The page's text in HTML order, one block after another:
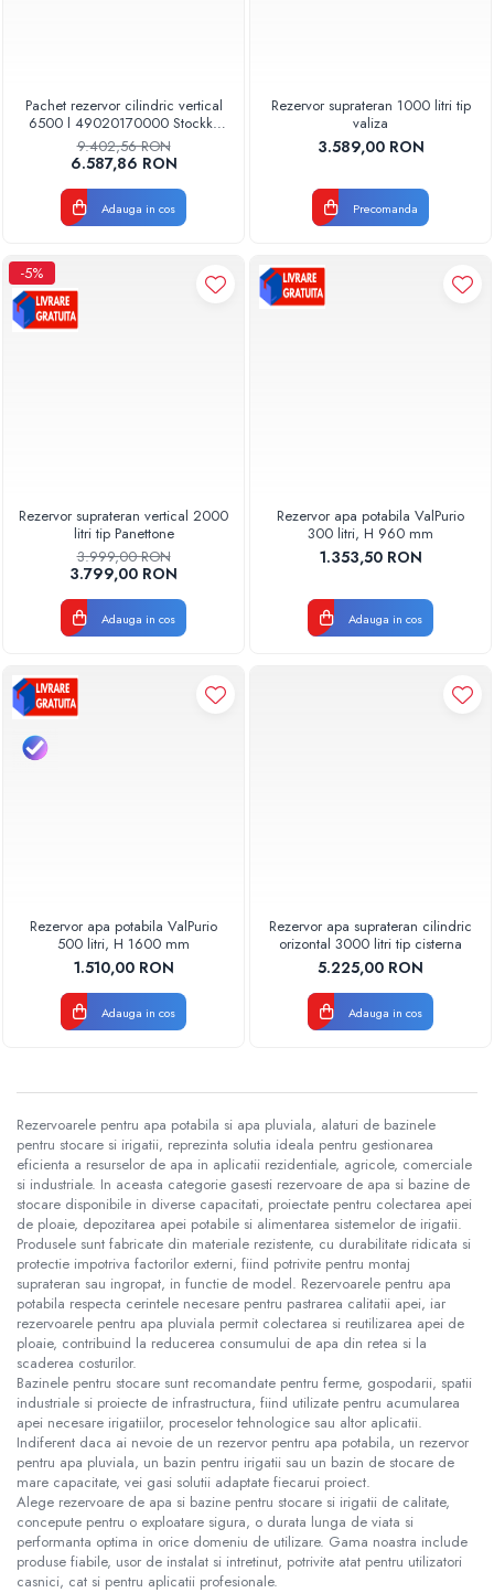
Pachet rezervor cilindric vertical
6500 l 49020170000 Stockkit
Valrom
9.402,56 RON
6.587,86 RON
Adauga in cos
Rezervor suprateran 1000 litri tip
valiza
3.589,00 RON
Precomanda
-5%
Rezervor suprateran vertical 2000
litri tip Panettone
3.999,00 RON
3.799,00 RON
Adauga in cos
Rezervor apa potabila ValPurio
300 litri, H 960 mm
1.353,50 RON
Adauga in cos
Rezervor apa potabila ValPurio
500 litri, H 1600 mm
1.510,00 RON
Adauga in cos
Rezervor apa suprateran cilindric
orizontal 3000 litri tip cisterna
5.225,00 RON
Adauga in cos
Rezervoarele pentru apa potabila si apa pluviala, alaturi de bazinele
pentru stocare si irigatii, reprezinta solutia ideala pentru gestionarea
eficienta a resurselor de apa in aplicatii rezidentiale, agricole, comerciale
si industriale. In aceasta categorie gasesti rezervoare de apa si bazine de
stocare disponibile in diverse capacitati, proiectate pentru colectarea apei
de ploaie, depozitarea apei potabile si alimentarea sistemelor de irigatii.
Produsele sunt fabricate din materiale rezistente, cu durabilitate ridicata si
protectie impotriva factorilor externi, fiind potrivite pentru montaj
suprateran sau ingropat, in functie de model. Rezervoarele pentru apa
potabila respecta cerintele necesare pentru pastrarea calitatii apei, iar
rezervoarele pentru apa pluviala permit colectarea si reutilizarea apei de
ploaie, contribuind la reducerea consumului de apa din retea si la
scaderea costurilor.
Bazinele pentru stocare sunt recomandate pentru ferme, gospodarii, spatii
industriale si proiecte de infrastructura, fiind utilizate pentru acumularea
apei necesare irigatiilor, proceselor tehnologice sau altor aplicatii.
Indiferent daca ai nevoie de un rezervor pentru apa potabila, un rezervor
pentru apa pluviala, un bazin pentru irigatii sau un bazin de stocare de
mare capacitate, vei gasi solutii adaptate fiecarui proiect.
Alege rezervoare de apa si bazine pentru stocare si irigatii de calitate,
concepute pentru o exploatare sigura, o durata lunga de viata si
performanta optima in orice domeniu de utilizare. Gama noastra include
produse fiabile, usor de instalat si intretinut, potrivite atat pentru utilizatori
casnici, cat si pentru aplicatii profesionale.